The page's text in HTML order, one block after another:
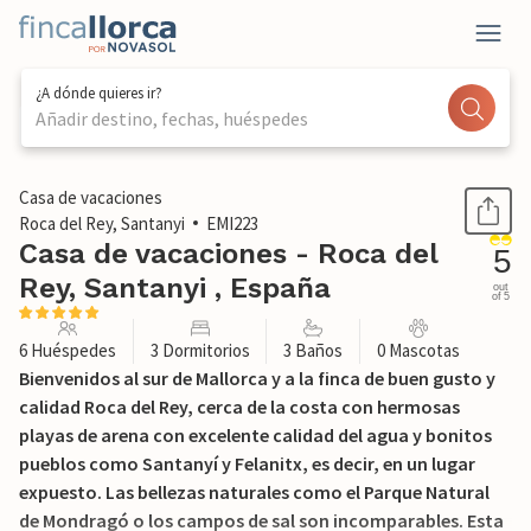
¿A dónde quieres ir?
Añadir destino, fechas, huéspedes
1 / 52
Casa de vacaciones
Roca del Rey, Santanyi
EMI223
Casa de vacaciones - Roca del
Rey, Santanyi , España
5
out
of 5
6 Huéspedes 3 Dormitorios 3 Baños 0 Mascotas
Bienvenidos al sur de Mallorca y a la finca de buen gusto y
calidad Roca del Rey, cerca de la costa con hermosas
playas de arena con excelente calidad del agua y bonitos
pueblos como Santanyí y Felanitx, es decir, en un lugar
expuesto. Las bellezas naturales como el Parque Natural
de Mondragó o los campos de sal son incomparables. Esta